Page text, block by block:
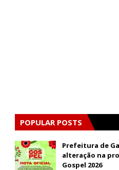
POPULAR POSTS
Prefeitura de
alteração na
Gospel 2026